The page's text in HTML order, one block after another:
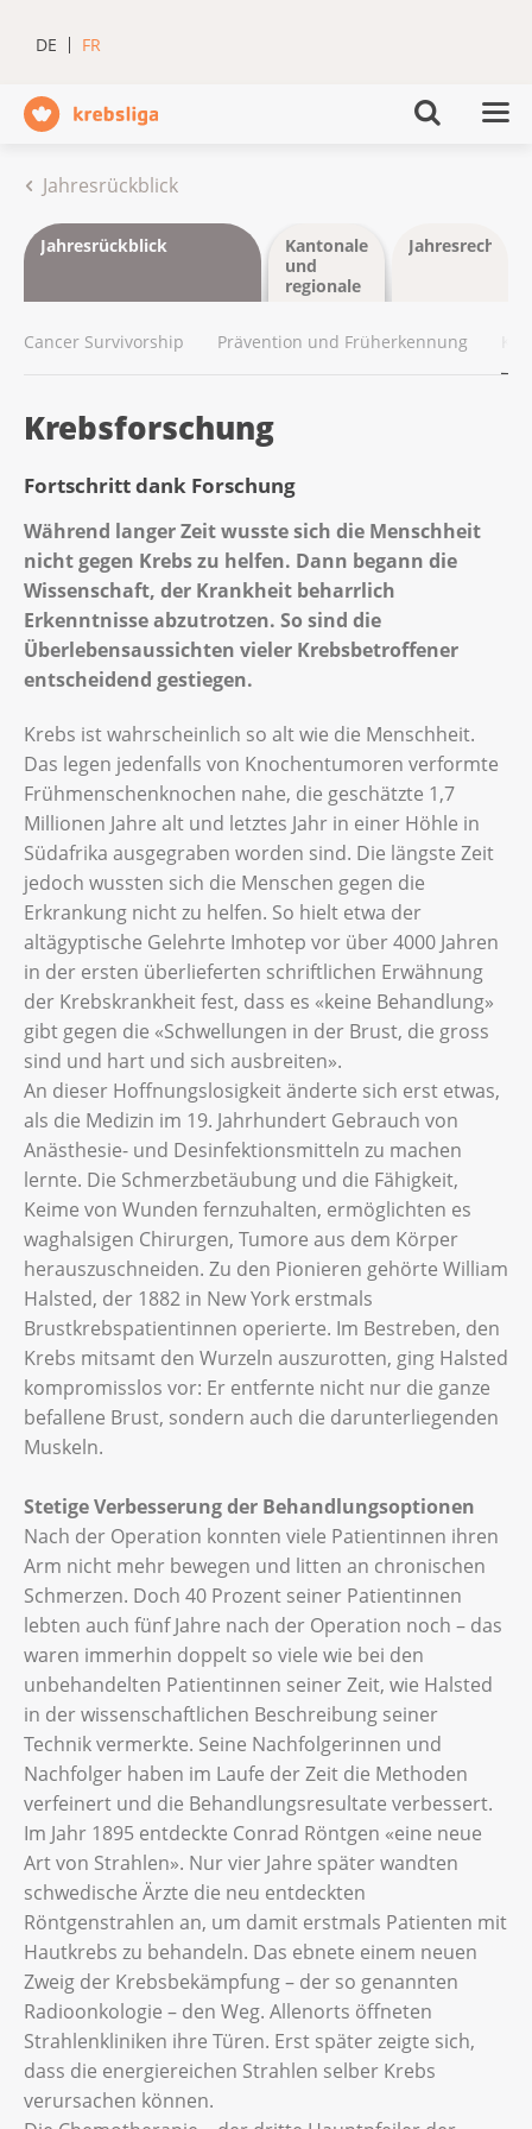
DE FR
Jahresrückblick
Jahresrückblick
Kantonale
und
regionale
Cancer Survivorship Prävention und Früherkennung
Krebsforschung
Fortschritt dank Forschung
Während langer Zeit wusste sich die Menschheit
nicht gegen Krebs zu helfen. Dann begann die
Wissenschaft, der Krankheit beharrlich
Erkenntnisse abzutrotzen. So sind die
Überlebensaussichten vieler Krebsbetroffener
entscheidend gestiegen.
Krebs ist wahrscheinlich so alt wie die Menschheit.
Das legen jedenfalls von Knochentumoren verformte
Frühmenschenknochen nahe, die geschätzte 1,7
Millionen Jahre alt und letztes Jahr in einer Höhle in
Südafrika ausgegraben worden sind. Die längste Zeit
jedoch wussten sich die Menschen gegen die
Erkrankung nicht zu helfen. So hielt etwa der
altägyptische Gelehrte Imhotep vor über 4000 Jahren
in der ersten überlieferten schriftlichen Erwähnung
der Krebskrankheit fest, dass es «keine Behandlung»
gibt gegen die «Schwellungen in der Brust, die gross
sind und hart und sich ausbreiten».
An dieser Hoffnungslosigkeit änderte sich erst etwas,
als die Medizin im 19. Jahrhundert Gebrauch von
Anästhesie- und Desinfektionsmitteln zu machen
lernte. Die Schmerzbetäubung und die Fähigkeit,
Keime von Wunden fernzuhalten, ermöglichten es
waghalsigen Chirurgen, Tumore aus dem Körper
herauszuschneiden. Zu den Pionieren gehörte William
Halsted, der 1882 in New York erstmals
Brustkrebspatientinnen operierte. Im Bestreben, den
Krebs mitsamt den Wurzeln auszurotten, ging Halsted
kompromisslos vor: Er entfernte nicht nur die ganze
befallene Brust, sondern auch die darunterliegenden
Muskeln.
Stetige Verbesserung der Behandlungsoptionen
Nach der Operation konnten viele Patientinnen ihren
Arm nicht mehr bewegen und litten an chronischen
Schmerzen. Doch 40 Prozent seiner Patientinnen
lebten auch fünf Jahre nach der Operation noch – das
waren immerhin doppelt so viele wie bei den
unbehandelten Patientinnen seiner Zeit, wie Halsted
in der wissenschaftlichen Beschreibung seiner
Technik vermerkte. Seine Nachfolgerinnen und
Nachfolger haben im Laufe der Zeit die Methoden
verfeinert und die Behandlungsresultate verbessert.
Im Jahr 1895 entdeckte Conrad Röntgen «eine neue
Art von Strahlen». Nur vier Jahre später wandten
schwedische Ärzte die neu entdeckten
Röntgenstrahlen an, um damit erstmals Patienten mit
Hautkrebs zu behandeln. Das ebnete einem neuen
Zweig der Krebsbekämpfung – der so genannten
Radioonkologie – den Weg. Allenorts öffneten
Strahlenkliniken ihre Türen. Erst später zeigte sich,
dass die energiereichen Strahlen selber Krebs
verursachen können.